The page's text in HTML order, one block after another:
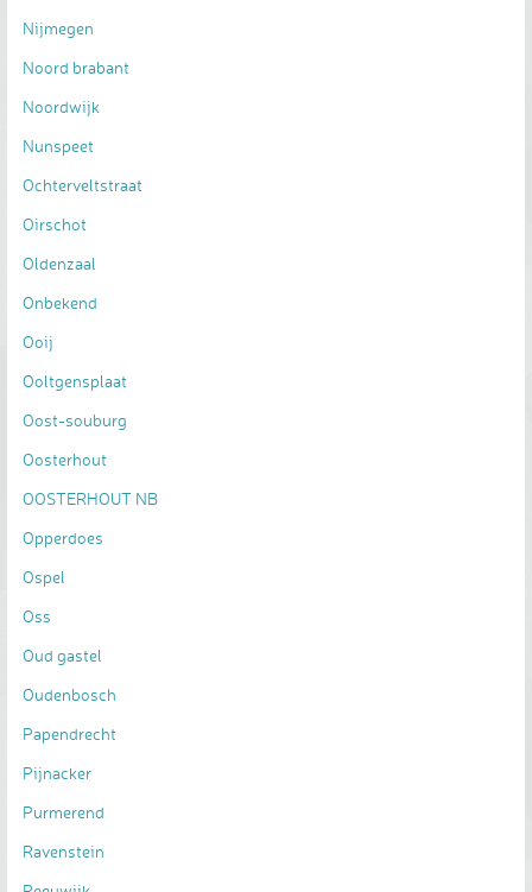
Nijmegen
Noord brabant
Noordwijk
Nunspeet
Ochterveltstraat
Oirschot
Oldenzaal
Onbekend
Ooij
Ooltgensplaat
Oost-souburg
Oosterhout
OOSTERHOUT NB
Opperdoes
Ospel
Oss
Oud gastel
Oudenbosch
Papendrecht
Pijnacker
Purmerend
Ravenstein